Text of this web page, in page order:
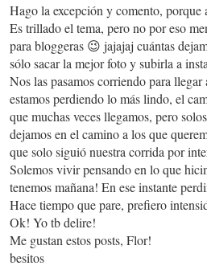
Hago la excepción y comento, porque
Es trillado el tema, pero no por eso
para bloggeras 😉 jajajaj cuántas
sólo sacar la mejor foto y subirla a
Nos las pasamos corriendo para
estamos perdiendo lo más lindo, el
que muchas veces llegamos, pero
dejamos en el camino a los que
que solo siguió nuestra corrida por
Solemos vivir pensando en lo que
tenemos mañana! En ese instante
Hace tiempo que pare, prefiero
Ok! Yo tb delire!
Me gustan estos posts, Flor!
besitos